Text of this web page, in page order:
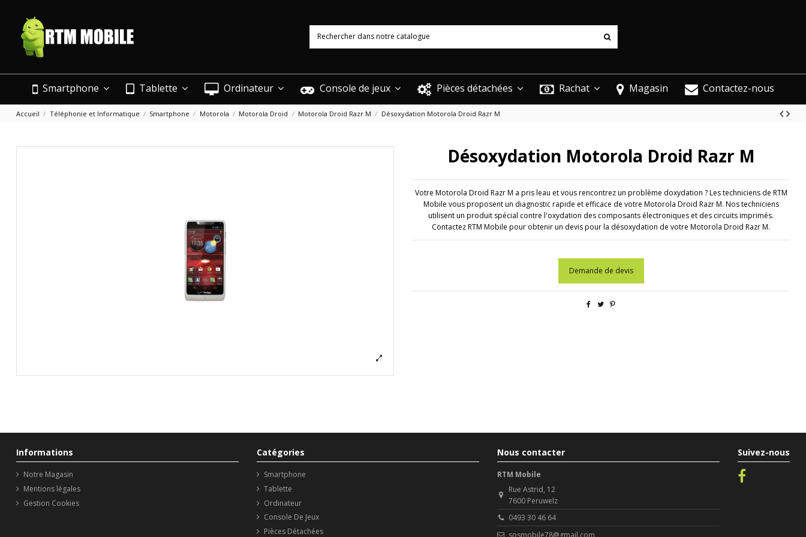
Smartphone Tablette Ordinateur Console de jeux Pièces détachées Rachat Magasin Contactez-nous
Accueil Téléphonie et Informatique Smartphone Motorola Motorola Droid Motorola Droid Razr M Désoxydation Motorola Droid Razr M
Désoxydation Motorola Droid Razr M
Votre Motorola Droid Razr M a pris leau et vous rencontrez un problème doxydation ? Les techniciens de RTM
Mobile vous proposent un diagnostic rapide et efficace de votre Motorola Droid Razr M. Nos techniciens
utilisent un produit spécial contre l'oxydation des composants électroniques et des circuits imprimés.
Contactez RTM Mobile pour obtenir un devis pour la désoxydation de votre Motorola Droid Razr M.
Demande de devis
Informations
Notre Magasin
Mentions légales
Gestion Cookies
Catégories
Smartphone
Tablette
Ordinateur
Console De Jeux
Pièces Détachées
Nous contacter
RTM Mobile
Rue Astrid, 12
7600 Peruwelz
0493 30 46 64
sosmobile78@gmail.com
Suivez-nous